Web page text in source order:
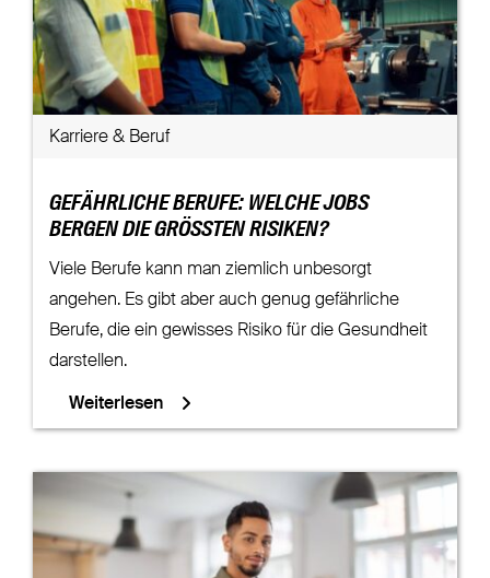
Karriere & Beruf
GEFÄHRLICHE BERUFE: WELCHE JOBS
BERGEN DIE GRÖSSTEN RISIKEN?
Viele Berufe kann man ziemlich unbesorgt
angehen. Es gibt aber auch genug gefährliche
Berufe, die ein gewisses Risiko für die Gesundheit
darstellen.
Weiterlesen